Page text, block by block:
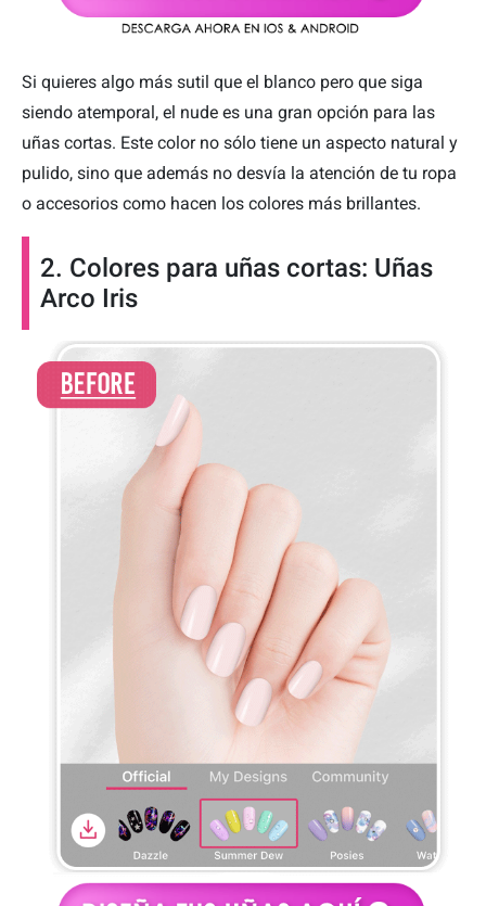
Si quieres algo más sutil que el blanco pero que siga
siendo atemporal, el nude es una gran opción para las
uñas cortas. Este color no sólo tiene un aspecto natural y
pulido, sino que además no desvía la atención de tu ropa
o accesorios como hacen los colores más brillantes.
2. Colores para uñas cortas: Uñas
Arco Iris